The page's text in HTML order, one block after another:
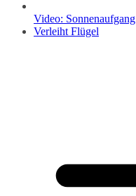
Video: Sonnenaufgang
Verleiht Flügel